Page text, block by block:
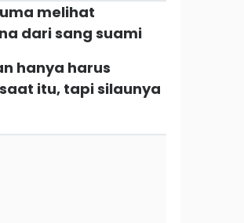
melihat
dari sang suami
hanya harus
itu, tapi silaunya